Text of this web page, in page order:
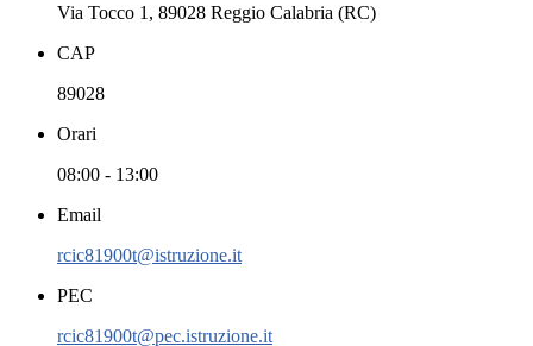
Via Tocco 1, 89028 Reggio Calabria (RC)
CAP
89028
Orari
08:00 - 13:00
Email
rcic81900t@istruzione.it
PEC
rcic81900t@pec.istruzione.it